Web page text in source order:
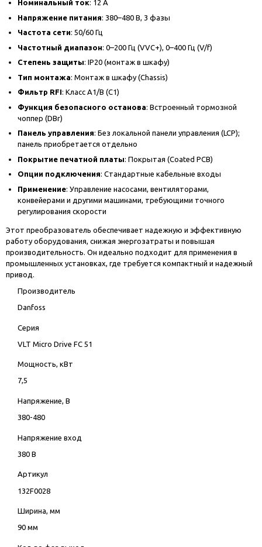
Номинальный ток: 12 А
Напряжение питания: 380–480 В, 3 фазы
Частота сети: 50/60 Гц
Частотный диапазон: 0–200 Гц (VVC+), 0–400 Гц (V/f)
Степень защиты: IP20 (монтаж в шкафу)
Тип монтажа: Монтаж в шкафу (Chassis)
Фильтр RFI: Класс A1/B (C1)
Функция безопасного останова: Встроенный тормозной
чоппер (DBr)
Панель управления: Без локальной панели управления (LCP);
панель приобретается отдельно
Покрытие печатной платы: Покрытая (Coated PCB)
Опции подключения: Стандартные кабельные входы
Применение: Управление насосами, вентиляторами,
конвейерами и другими машинами, требующими точного
регулирования скорости
Этот преобразователь обеспечивает надежную и эффективную
работу оборудования, снижая энергозатраты и повышая
производительность. Он идеально подходит для применения в
промышленных установках, где требуется компактный и надежный
привод.
Производитель
Danfoss
Серия
VLT Micro Drive FC 51
Мощность, кВт
7,5
Напряжение, В
380-480
Напряжение вход
380 В
Артикул
132F0028
Ширина, мм
90 мм